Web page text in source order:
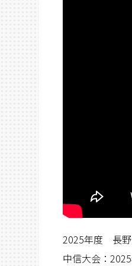
2025年度 長野
中信大会：